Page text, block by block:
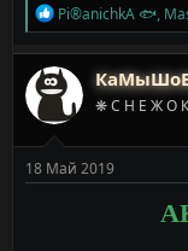
Р
е
а
к
ц
и
и
Pi®anichkA 🐟,
❋ С Н Е Ж О
18 Май 2019